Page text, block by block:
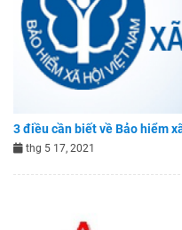
3 điều cần biết về Bảo hiểm
thg 5 17, 2021